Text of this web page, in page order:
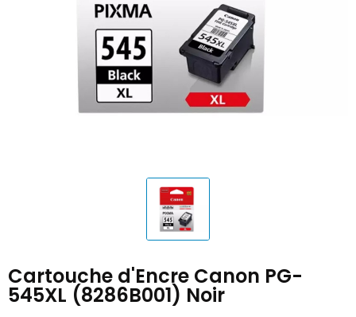
Cartouche d'Encre Canon PG-
545XL (8286B001) Noir